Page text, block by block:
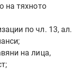
на тяхното
по чл. 13, ал.
на лица,